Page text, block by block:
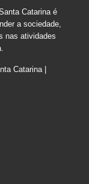
Catarina é
a sociedade,
nas atividades
Catarina |